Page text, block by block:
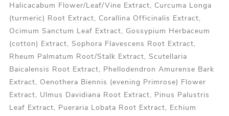
Halicacabum Flower/Leaf/Vine Extract, Curcuma Longa
(turmeric) Root Extract, Corallina Officinalis Extract,
Ocimum Sanctum Leaf Extract, Gossypium Herbaceum
(cotton) Extract, Sophora Flavescens Root Extract,
Rheum Palmatum Root/Stalk Extract, Scutellaria
Baicalensis Root Extract, Phellodendron Amurense Bark
Extract, Oenothera Biennis (evening Primrose) Flower
Extract, Ulmus Davidiana Root Extract, Pinus Palustris
Leaf Extract, Pueraria Lobata Root Extract, Echium